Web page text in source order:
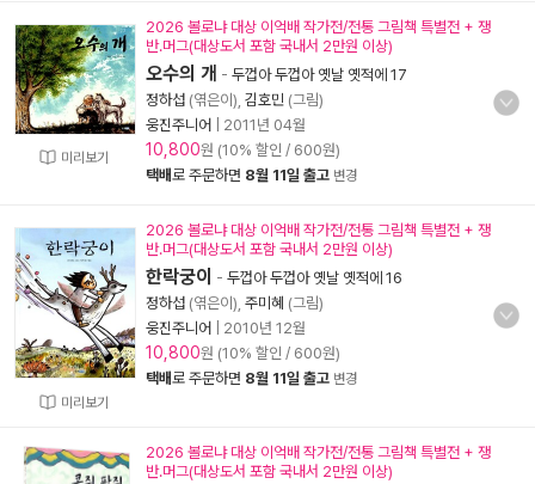
미리보기
2026 볼로냐 대상 이억배 작가전/전통 그림책 특별전 + 쟁
반.머그(대상도서 포함 국내서 2만원 이상)
오수의 개 - 두껍아 두껍아 옛날 옛적에 17
정하섭 (엮은이), 김호민 (그림)
웅진주니어
2011년 04월
10,800원 (10% 할인 / 600원)
택배로 주문하면 8월 11일 출고 변경
미리보기
2026 볼로냐 대상 이억배 작가전/전통 그림책 특별전 + 쟁
반.머그(대상도서 포함 국내서 2만원 이상)
한락궁이 - 두껍아 두껍아 옛날 옛적에 16
정하섭 (엮은이), 주미혜 (그림)
웅진주니어
2010년 12월
10,800원 (10% 할인 / 600원)
택배로 주문하면 8월 11일 출고 변경
2026 볼로냐 대상 이억배 작가전/전통 그림책 특별전 + 쟁
반.머그(대상도서 포함 국내서 2만원 이상)